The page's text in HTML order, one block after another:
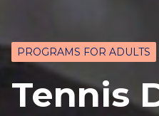
PROGRAMS FOR ADULTS
Tennis